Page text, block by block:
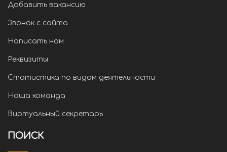
Добавить вакансию
Звонок с сайта
Написать нам
Реквизиты
Статистика по видам деятельности
Наша команда
Виртуальный секретарь
ПОИСК